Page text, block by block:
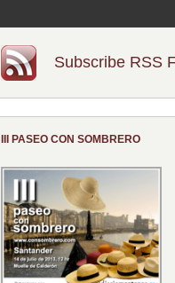
Subscribe RSS
III PASEO CON SOMBRERO